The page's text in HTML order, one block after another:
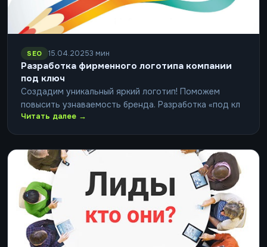
SEO 15.04.20253 мин
Разработка фирменного логотипа компании
под ключ
Создадим уникальный яркий логотип! Поможем
повысить узнаваемость бренда. Разработка «под кл
Читать далее →